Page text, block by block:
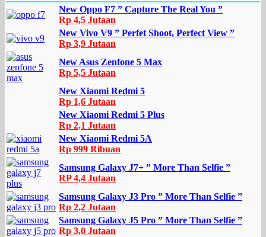
New Oppo F7 ” Capture The Real You ”
Rp 4,5 Jutaan
New Vivo V9 ” Perfet Shoot, Perfect View ”
Rp 3,9 Jutaan
New Asus Zenfone 5 Max
Rp 5,5 Jutaan
New Xiaomi Redmi 5
Rp 1,6 Jutaan
New Xiaomi Redmi 5 Plus
Rp 2,1 Jutaan
New Xiaomi Redmi 5A
Rp 999 Ribuan
Samsung Galaxy J7+ ” More Than Selfie ”
RP 4,4 Jutaan
Samsung Galaxy J3 Pro ” More Than Selfie ”
Rp 2,2 Jutaan
Samsung Galaxy J5 Pro ” More Than Selfie ”
Rp 3,0 Jutaan